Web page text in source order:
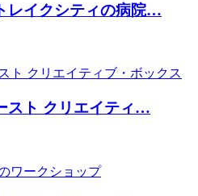
レイクシティの病院…
スト クリエイティ…